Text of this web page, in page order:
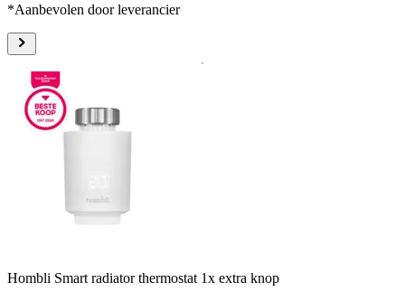
*Aanbevolen door leverancier
Hombli Smart radiator thermostat 1x extra knop